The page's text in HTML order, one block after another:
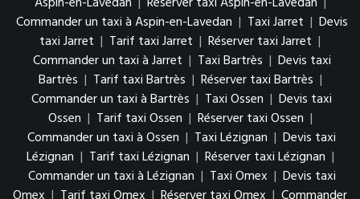
Commander un taxi à Aspin-en-Lavedan | Taxi Jarret | Devis
taxi Jarret | Tarif taxi Jarret | Réserver taxi Jarret |
Commander un taxi à Jarret | Taxi Bartrès | Devis taxi
Bartrès | Tarif taxi Bartrès | Réserver taxi Bartrès |
Commander un taxi à Bartrès | Taxi Ossen | Devis taxi
Ossen | Tarif taxi Ossen | Réserver taxi Ossen |
Commander un taxi à Ossen | Taxi Lézignan | Devis taxi
Lézignan | Tarif taxi Lézignan | Réserver taxi Lézignan |
Commander un taxi à Lézignan | Taxi Omex | Devis taxi